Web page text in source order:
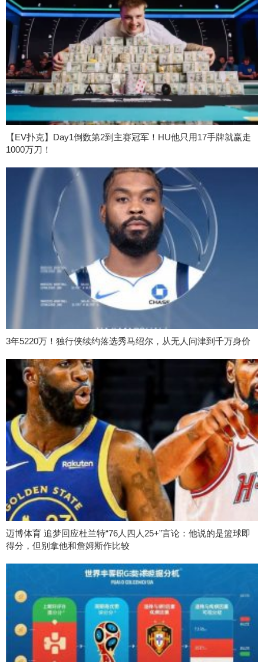
【EV扑克】Day1倒数第2到主赛冠军！HU他只用17手牌就赢走
1000万刀！
3年5220万！独行侠续约落选秀马绍尔，从无人问津到千万身价
迈博体育 追梦回应杜兰特“76人四人25+”言论：他说的是篮球即
得分，但别拿他和詹姆斯作比较